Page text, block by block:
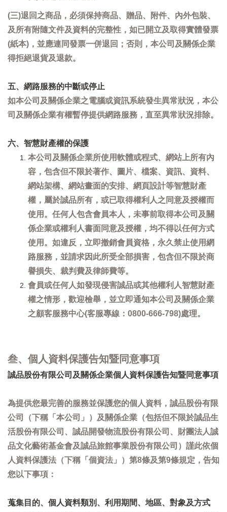
(三)退回之商品，必須保持商品、贈品、附件、內外包裝、
及所有附隨文件及資料的完整性，如已開立及取得實體發票
(紙本)，並應連同發票一併退回；否則，本公司及關係企業
得拒絕退貨及退款。
五、網路服務的中斷或停止
如本公司及關係企業之電腦或資訊系統發生異常狀況，本公
司及關係企業有權暫停提供網路服務，直至異常狀況排除。
六、智慧財產權的保護
本公司及關係企業所使用軟體或程式、網站上所有內
容，包含但不限於著作、圖片、檔案、資訊、資料、
網站架構、網站畫面的安排、網頁設計等智慧財產
權，屬於誠品所有，或已取得權利人之同意及授權而
使用。任何人包含會員本人，未事前取得本公司及關
係企業或權利人書面同意及授權，均不得以任何方式
使用。如違反，立即撤銷會員資格，永久禁止使用網
路服務，並請求因此所受全部損害，包含但不限於商
譽損失、裁判費及律師費等。
會員或任何人如發現侵害誠品或其他權利人智慧財產
權之情形，歡迎檢舉，並立即通知本公司及關係企業
之顧客服務中心(客服專線：0800-666-798)處理。
叁、個人資料保護告知暨同意事項
誠品股份有限公司及關係企業個人資料保護告知暨同意事項
為提供您最完善的服務並保護您的個人資料，誠品股份有限
公司（下稱「本公司」）及關係企業（包括但不限於誠品生
活股份有限公司、誠品開發物流股份有限公司、財團法人誠
品文化藝術基金會及誠品旅館事業股份有限公司）謹此依個
人資料保護法（下稱「個資法」）第8條及第9條規定，告知
您以下事項：
蒐集目的、個人資料類別、利用期間、地區、對象及方式